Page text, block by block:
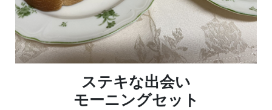
ステキな出会い
モーニングセット